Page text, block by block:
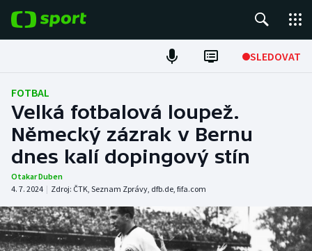
SLEDOVAT
Fotbal
Hokej
Tenis
Atletika
Cyklistika
FOTBAL
Velká fotbalová loupež.
Německý zázrak v Bernu
dnes kalí dopingový stín
Otakar Duben
4. 7. 2024 | Zdroj: ČTK, Seznam Zprávy, dfb.de, fifa.com